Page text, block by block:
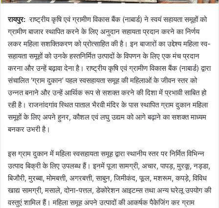
रायपुर:राष्ट्रीय कृषि एवं ग्रामीण विकास बैंक (नाबार्ड) ने स्वयं सहायता समूहों को
ग्रामीण बाजार स्थापित करने के लिए अनुदान सहायता प्रदान करने का निर्णय
लकर महिला सशक्तिकरण को प्रोत्साहित की है। इन बाजारों का उद्देश्य महिला स्व-
सहायता समूहों को उनके हस्तनिर्मित उत्पादों के विपणन के लिए एक मंच प्रदान
करना और उन्हें बढ़ावा देना है। राष्ट्रीय कृषि एवं ग्रामीण विकास बैंक (नाबार्ड) द्वारा
संचालित ‘ग्राम दुकान’ पहल स्वसहायता समूह की महिलाओं के जीवन स्तर को
उन्नत बनाने और उन्हें आर्थिक रूप से सशक्त करने की दिशा में प्रभावी साबित हो
रही है। राजनांदगांव स्थित पाताल भैरवी मंदिर के पास स्थापित ग्राम दुकान महिला
समूहों के लिए अपने हुनर, कौशल एवं लघु उद्यम को आगे बढ़ाने का सशक्त माध्यम
बनकर उभरी है।
इस ग्राम दुकान में महिला स्वसहायता समूह द्वारा स्थानीय स्तर पर निर्मित विभिन्न
उत्पाद बिक्री के लिए उपलब्ध हैं। इनमें पूजा सामग्री, अचार, पापड़, मुरकू, नड्डा,
बिजौरी, मुरब्बा, मोमबत्ती, अगरबत्ती, साबुन, जिमीकंद, फूल, मशरूम, कपड़े, विविध
खाद्य सामग्री, मसाले, दोना-पत्तल, डेकोरेशन आइटम्स तथा अन्य घरेलू उपयोग की
वस्तुएं शामिल हैं। महिला समूह अपने उत्पादों की आकर्षक पैकेजिंग कर ग्राम